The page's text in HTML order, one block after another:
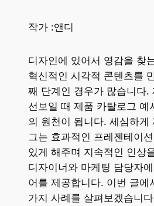
작가 :앤디
디자인에 있어서 영감을 찾
혁신적인 시각적 콘텐츠를
째 단계인 경우가 많습니다.
선보일 때 제품 카탈로그 예
의 원천이 됩니다. 세심하게
그는 효과적인 프레젠테이
있게 해주며 지속적인 인상
디자이너와 마케팅 담당자
어를 제공합니다. 이번 글에
가지 사례를 살펴보겠습니